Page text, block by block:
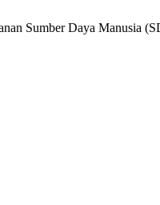
Sumber Daya Manusia